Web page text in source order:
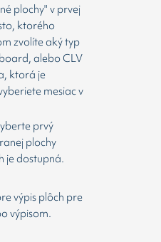
plochy" v prvej
ktorého
zvolíte aký typ
alebo CLV
ktorá je
mesiac v
prvý
plochy
je dostupná.
výpis plôch pre
výpisom.